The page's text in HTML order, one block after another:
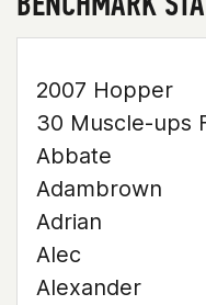
2007 Hopper
30 Muscle-ups
Abbate
Adambrown
Adrian
Alec
Alexander